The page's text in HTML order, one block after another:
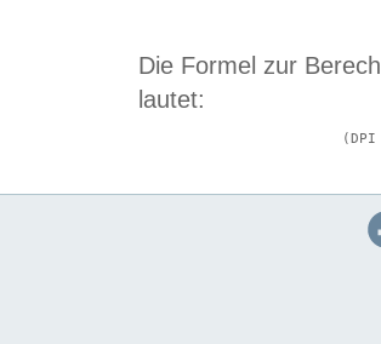
Die Formel zur
lautet: